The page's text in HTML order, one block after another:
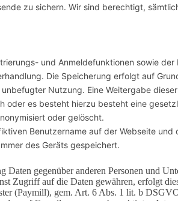
zu sichern. Wir sind berechtigt,
und Anmeldefunktionen sowie
Die Speicherung erfolgt auf
Nutzung. Eine Weitergabe
oder es besteht hierzu besteht eine
oder gelöscht.
Benutzername auf der Webseite
des Geräts gespeichert.
gegenüber anderen Personen und
Zugriff auf die Daten gewähren, erfolgt
(Paymill), gem. Art. 6 Abs. 1 lit. b